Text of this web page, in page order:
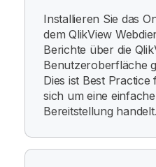
Installieren Sie das
dem QlikView
Berichte über die
Benutzeroberfläche
Dies ist Best
sich um eine
Bereitstellung handelt.